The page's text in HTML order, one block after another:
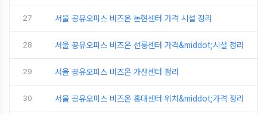
27 서울 공유오피스 비즈온 논현센터 가격 시설 정리
28 서울 공유오피스 비즈온 선릉센터 가격&middot;시설 정리
29 서울 공유오피스 비즈온 가산센터 정리
30 서울 공유오피스 비즈온 홍대센터 위치&middot;가격 정리